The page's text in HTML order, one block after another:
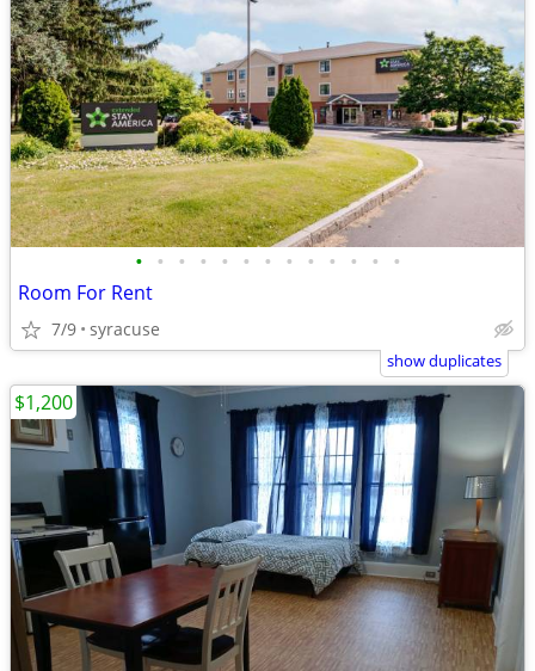
• • • • • • • • • • • • •
Room For Rent
7/9 syracuse
show duplicates
$1,200